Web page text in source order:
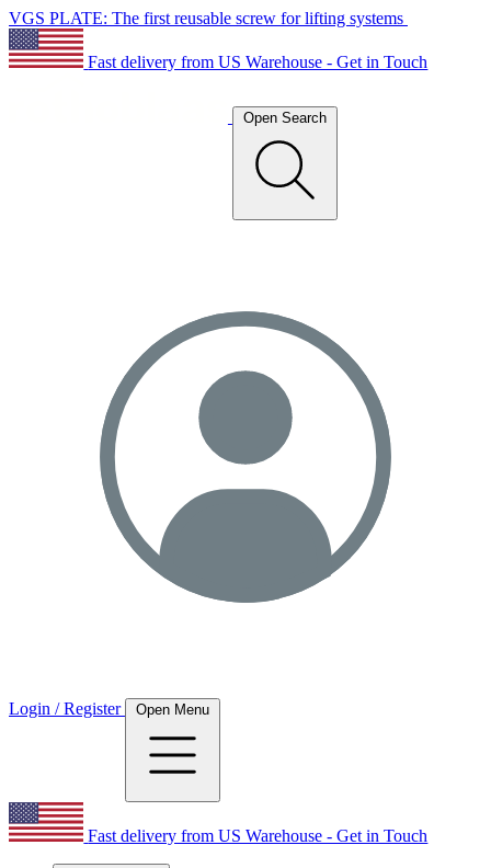
VGS PLATE: The first reusable screw for lifting systems
Fast delivery from US Warehouse - Get in Touch
Open Search
Login / Register Open Menu
Fast delivery from US Warehouse - Get in Touch